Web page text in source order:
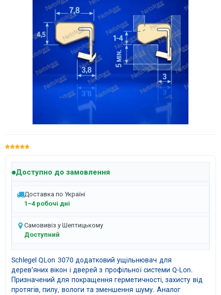
Доступно до замовлення
Доставка по Україні
1–4 робочі дні
Самовивіз у Шептицькому
Доступний
Schlegel QLon 3070 додатковий ущільнювач для
дерев’яних вікон і дверей з профільної системи Q-Lon.
Призначений для покращення герметичності, захисту від
протягів, пилу, вологи та зменшення шуму. Аналог